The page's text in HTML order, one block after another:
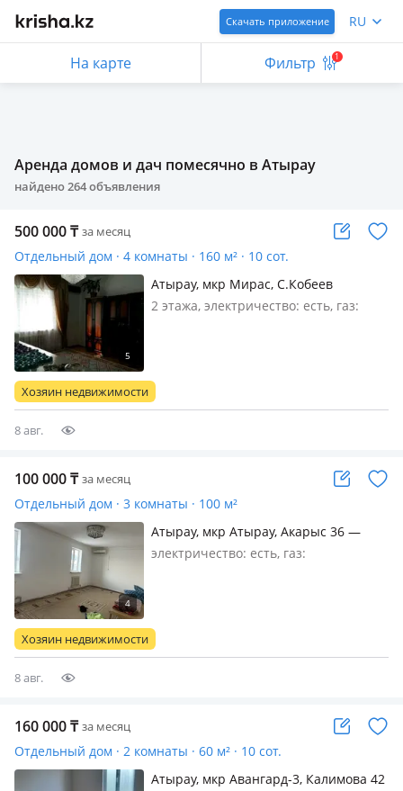
Скачать приложение RU
На карте Фильтр 1
Аренда домов и дач помесячно в Атырау
найдено264объявления
500 000₸ за месяц
Отдельный дом · 4 комнаты · 160 м² · 10 сот.
Атырау, мкр Мирас, С.Кобеев
2 этажа, электричество: есть, газ:
комфортного проживания, вся
бытовая техника и мебель. В доме
Хозяин недвижимости
8 авг.
100 000₸ за месяц
Отдельный дом · 3 комнаты · 100 м²
Атырау, мкр Атырау, Акарыс 36 —
Еласыл магазин
электричество: есть, газ:
бар. Септикке кетеді
Хозяин недвижимости
8 авг.
160 000₸ за месяц
Отдельный дом · 2 комнаты · 60 м² · 10 сот.
Атырау, мкр Авангард-3, Калимова 42